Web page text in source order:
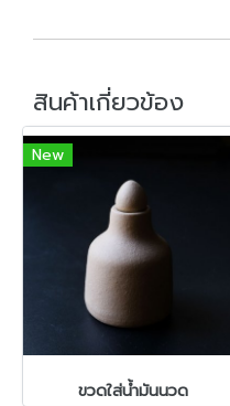
สินค้าเกี่ยวข้อง
New
ขวดใส่น้ำมันนวด